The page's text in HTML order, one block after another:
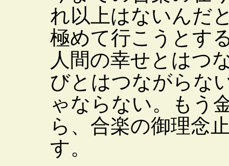
れ以上はないんだ
極めて行こうとす
人間の幸せとはつ
びとはつながらな
ゃならない。もう
ら、合楽の御理念
す。